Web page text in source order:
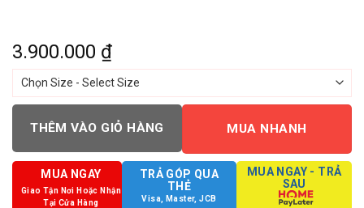
3.900.000 ₫
THÊM VÀO GIỎ HÀNG MUA NHANH
MUA NGAY
Giao Tận Nơi Hoặc Nhận
Tại Cửa Hàng
TRẢ GÓP QUA
THẺ
Visa, Master, JCB
MUA NGAY - TRẢ
SAU